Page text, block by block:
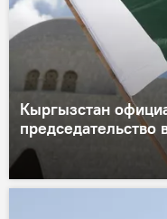
Кыргызстан